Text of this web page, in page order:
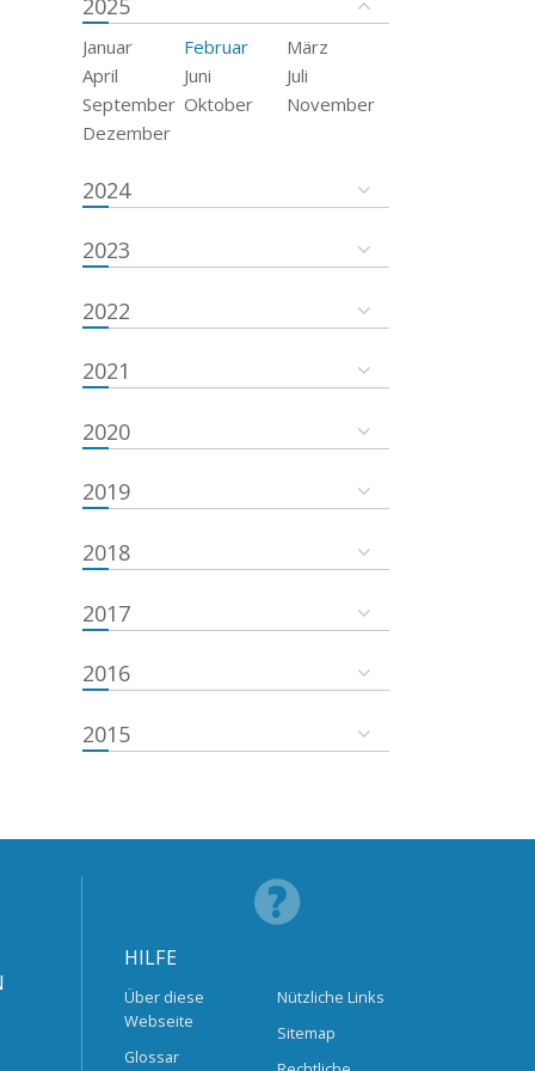
Januar Februar
März
April
Juni
Juli
September Oktober
November
Dezember
2024
2023
2022
2021
2020
2019
2018
2017
2016
2015
HILFE
Über diese
Webseite
Glossar
Nützliche Links
Sitemap